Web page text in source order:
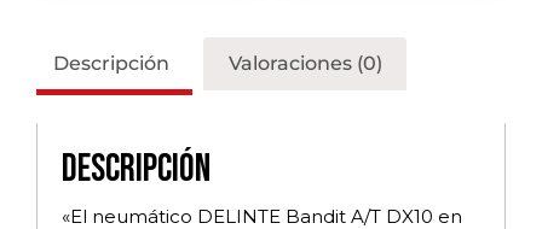
Descripción Valoraciones (0)
Descripción
«El neumático DELINTE Bandit A/T DX10 en